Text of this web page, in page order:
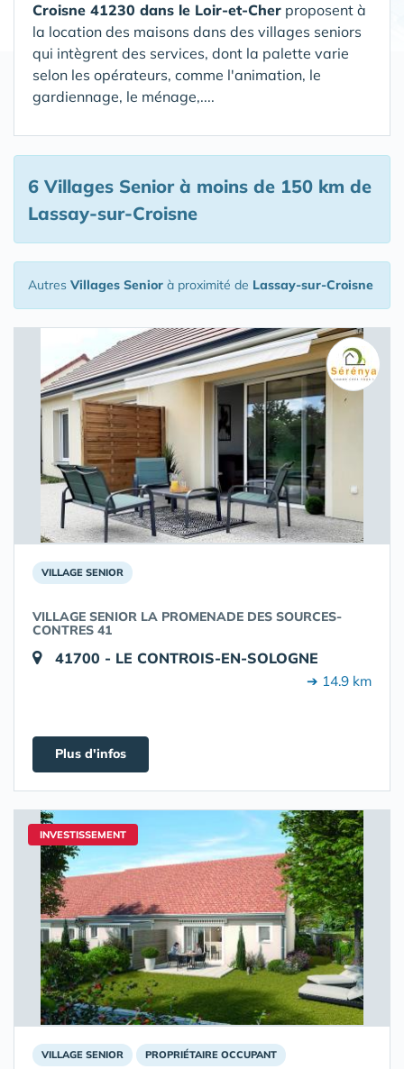
Croisne 41230 dans le Loir-et-Cher proposent à
la location des maisons dans des villages seniors
qui intègrent des services, dont la palette varie
selon les opérateurs, comme l'animation, le
gardiennage, le ménage,....
6 Villages Seniorà moins de 150 km de
Lassay-sur-Croisne
Autres Villages Senior à proximité de Lassay-sur-Croisne
VILLAGE SENIOR
VILLAGE SENIOR LA PROMENADE DES SOURCES-
CONTRES 41
41700 - LE CONTROIS-EN-SOLOGNE
➔ 14.9 km
Plus d'infos
INVESTISSEMENT
VILLAGE SENIOR PROPRIÉTAIRE OCCUPANT